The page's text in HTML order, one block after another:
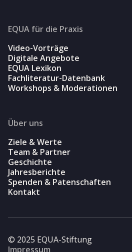
EQUA für die Praxis
Video-Vorträge
Digitale Angebote
EQUA Lexikon
Fachliteratur-Datenbank
Workshops & Moderationen
Über uns
Ziele & Werte
Team & Partner
Geschichte
Jahresberichte
Spenden & Patenschaften
Kontakt
© 2025 EQUA-Stiftung
Impressum